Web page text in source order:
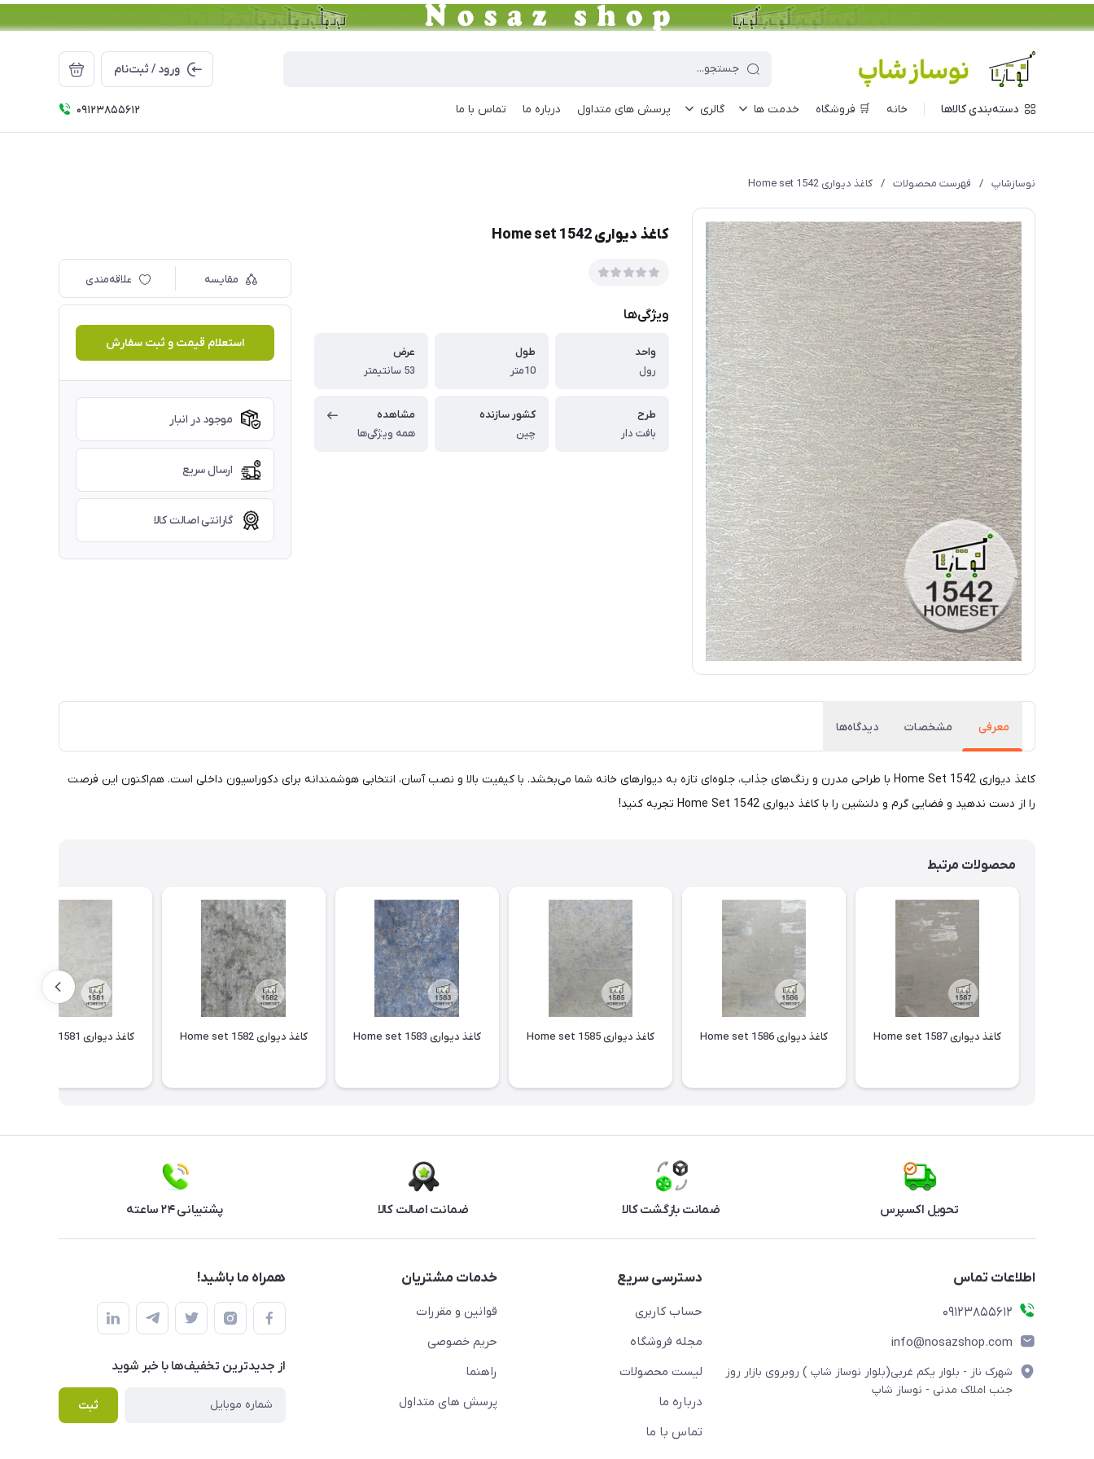
ورود / ثبت‌نام
دسته‌بندی کالاها خانه 🛒 فروشگاه خدمت ها گالری پرسش های متداول درباره ما تماس با ما 09123855612
نوسازشاپ / فهرست محصولات / کاغذ دیواری Home set 1542
کاغذ دیواری Home set 1542
ویژگی‌ها
واحد
رول
طول
10متر
عرض
53 سانتیمتر
طرح
بافت دار
کشور سازنده
چین
مشاهده
همه ویژگی‌ها
مقایسه علاقه‌مندی
استعلام قیمت و ثبت سفارش
موجود در انبار
ارسال سریع
گارانتی اصالت کالا
معرفی مشخصات دیدگاه‌ها
کاغذ دیواری Home Set 1542 با طراحی مدرن و رنگ‌های جذاب، جلوه‌ای تازه به دیوارهای خانه شما می‌بخشد. با کیفیت بالا و نصب آسان، انتخابی هوشمندانه برای دکوراسیون داخلی است. هم‌اکنون این فرصت
را از دست ندهید و فضایی گرم و دلنشین را با کاغذ دیواری Home Set 1542 تجربه کنید!
محصولات مرتبط
کاغذ دیواری Home set 1587 کاغذ دیواری Home set 1586 کاغذ دیواری Home set 1585 کاغذ دیواری Home set 1583 کاغذ دیواری Home set 1582 کاغذ دیواری Home set 1581
تحویل اکسپرس ضمانت بازگشت کالا ضمانت اصالت کالا پشتیبانی ۲۴ ساعته
اطلاعات تماس
09123855612
info@nosazshop.com
شهرک ناز - بلوار یکم غربی(بلوار نوساز شاپ ) روبروی بازار روز
جنب املاک مدنی - نوساز شاپ
دسترسی سریع
حساب کاربری
مجله فروشگاه
لیست محصولات
درباره ما
تماس با ما
خدمات مشتریان
قوانین و مقررات
حریم خصوصی
راهنما
پرسش های متداول
همراه ما باشید!
از جدید‌ترین تخفیف‌ها با‌ خبر شوید
ثبت